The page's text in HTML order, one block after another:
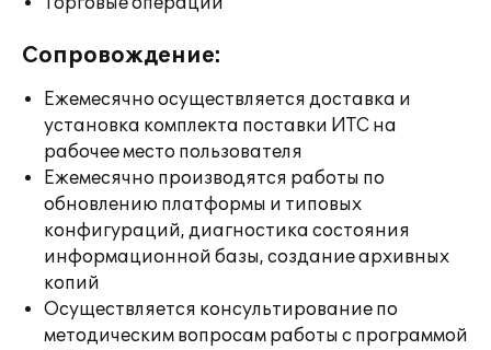
Сопровождение:
Ежемесячно осуществляется доставка и
установка комплекта поставки ИТС на
рабочее место пользователя
Ежемесячно производятся работы по
обновлению платформы и типовых
конфигураций, диагностика состояния
информационной базы, создание архивных
копий
Осуществляется консультирование по
методическим вопросам работы с программой